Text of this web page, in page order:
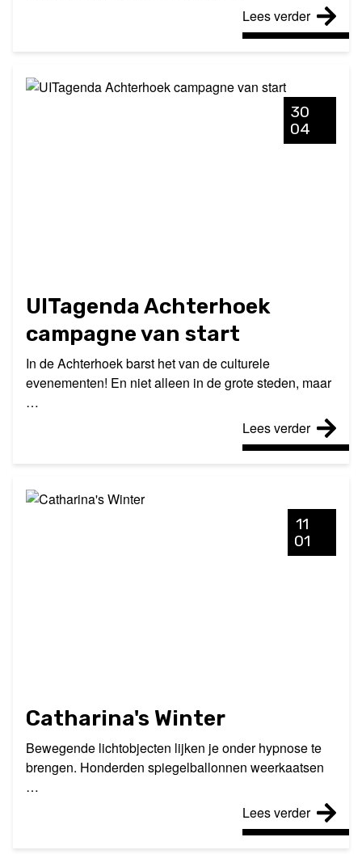
Lees verder
30
04
UITagenda Achterhoek
campagne van start
In de Achterhoek barst het van de culturele
evenementen! En niet alleen in de grote steden, maar
…
Lees verder
11
01
Catharina's Winter
Bewegende lichtobjecten lijken je onder hypnose te
brengen. Honderden spiegelballonnen weerkaatsen
…
Lees verder